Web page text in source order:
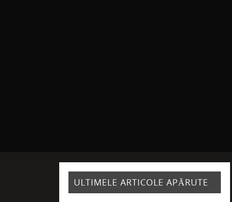
ULTIMELE ARTICOLE APĂRUTE